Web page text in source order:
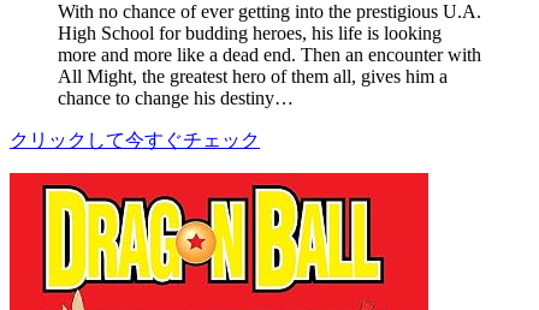
With no chance of ever getting into the prestigious U.A.
High School for budding heroes, his life is looking
more and more like a dead end. Then an encounter with
All Might, the greatest hero of them all, gives him a
chance to change his destiny…
クリックして今すぐチェック